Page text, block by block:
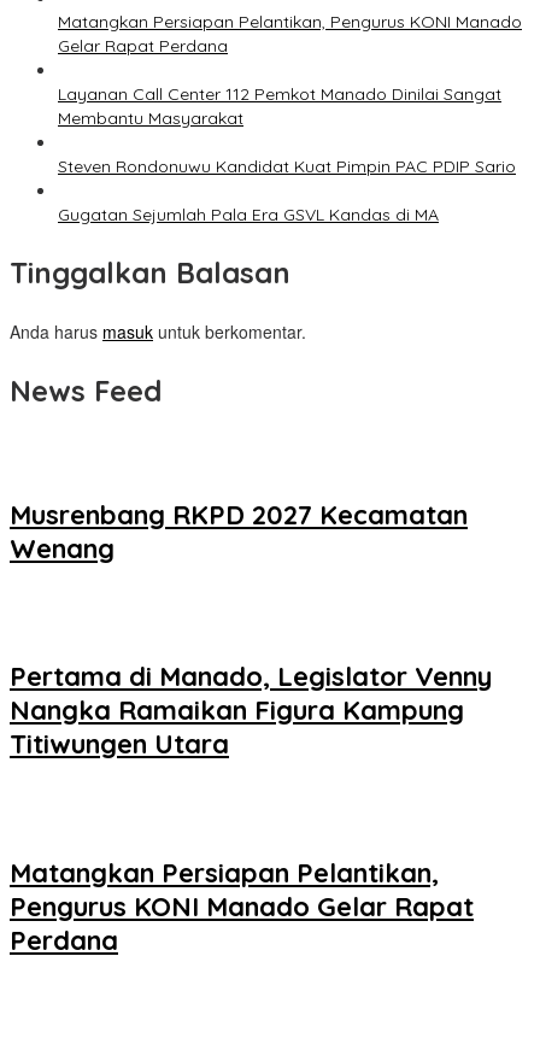
Matangkan Persiapan Pelantikan, Pengurus KONI Manado
Gelar Rapat Perdana
Layanan Call Center 112 Pemkot Manado Dinilai Sangat
Membantu Masyarakat
Steven Rondonuwu Kandidat Kuat Pimpin PAC PDIP Sario
Gugatan Sejumlah Pala Era GSVL Kandas di MA
Tinggalkan Balasan
Anda harus masuk untuk berkomentar.
News Feed
Musrenbang RKPD 2027 Kecamatan
Wenang
Pertama di Manado, Legislator Venny
Nangka Ramaikan Figura Kampung
Titiwungen Utara
Matangkan Persiapan Pelantikan,
Pengurus KONI Manado Gelar Rapat
Perdana